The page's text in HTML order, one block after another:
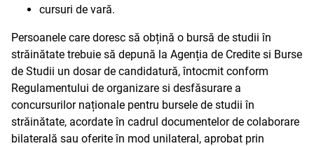
cursuri de vară.
Persoanele care doresc să obțină o bursă de studii în
străinătate trebuie să depună la Agenția de Credite si Burse
de Studii un dosar de candidatură, întocmit conform
Regulamentului de organizare si desfăsurare a
concursurilor naționale pentru bursele de studii în
străinătate, acordate în cadrul documentelor de colaborare
bilaterală sau oferite în mod unilateral, aprobat prin